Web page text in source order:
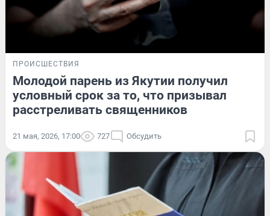
ПРОИСШЕСТВИЯ
Молодой парень из Якутии получил
условный срок за то, что призывал
расстреливать священников
21 мая, 2026, 17:00 727 Обсудить